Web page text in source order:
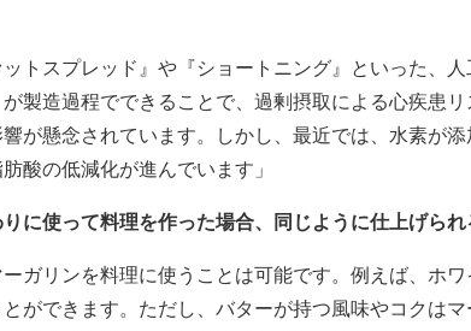
トスプレッド』や『ショートニング』といった、
製造過程でできることで、過剰摂取による心疾患
が懸念されています。しかし、最近では、水素が
酸の低減化が進んでいます」
に使って料理を作った場合、同じように仕上げられ
ガリンを料理に使うことは可能です。例えば、ホ
ができます。ただし、バターが持つ風味やコクは